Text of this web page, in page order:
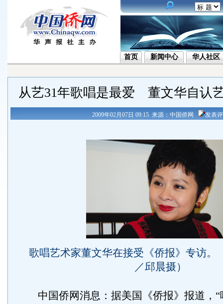
首页 新闻中心 华人社区
从艺31年歌唱是最爱 董文华自认
2009年02月07日 09:15 来源：中国侨网 发表
歌唱艺术家董文华在接受《侨报》专访。
／邱晨摄）
中国侨网消息：据美国《侨报》报道，“